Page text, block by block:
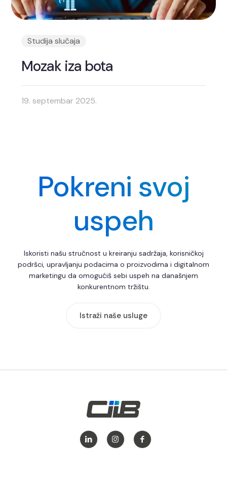
Studija slučaja
Mozak iza bota
19. septembar 2025.
Pokreni svoj
uspeh
Iskoristi našu stručnost u kreiranju sadržaja, korisničkoj
podršci, upravljanju podacima o proizvodima i digitalnom
marketingu da omogućiš sebi uspeh na današnjem
konkurentnom tržištu.
Istraži naše usluge